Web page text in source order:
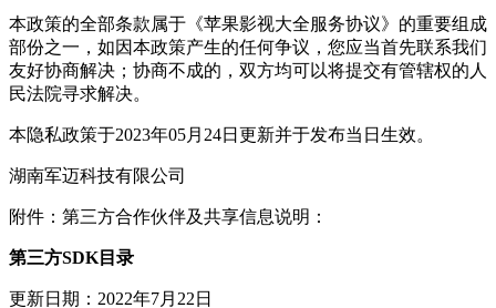
本政策的全部条款属于《苹果影视大全服务协议》的重要组成
部份之一，如因本政策产生的任何争议，您应当首先联系我们
友好协商解决；协商不成的，双方均可以将提交有管辖权的人
民法院寻求解决。
本隐私政策于2023年05月24日更新并于发布当日生效。
湖南军迈科技有限公司
附件：第三方合作伙伴及共享信息说明：
第三方SDK目录
更新日期：2022年7月22日